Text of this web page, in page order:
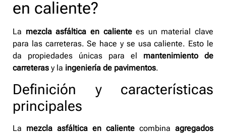
en caliente?
La mezcla asfáltica en calientees un material clave
para las carreteras. Se hace y se usa caliente. Esto le
da propiedades únicas para el mantenimiento de
carreteras y la ingeniería de pavimentos.
Definición y características
principales
La mezcla asfáltica en caliente combina agregados